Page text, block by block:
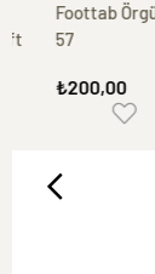
Foottab Örgü
₺200,00